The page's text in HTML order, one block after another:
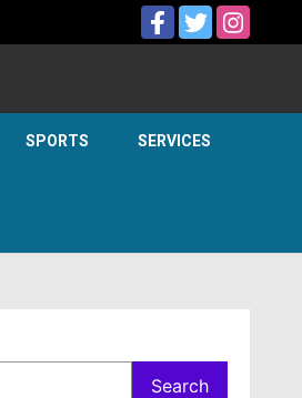
SPORTS SERVICES
Search